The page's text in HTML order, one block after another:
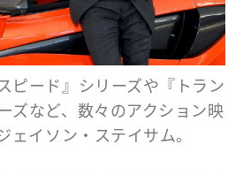
ピード』シリーズや『トラン
ズなど、数々のアクション映
ェイソン・ステイサム。